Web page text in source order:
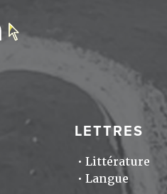
LETTRES
Littérature
Langue